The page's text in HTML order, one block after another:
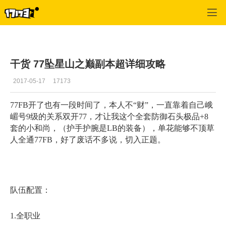
干货 77坠星山之巅副本超详细攻略
2017-05-17 17173
77FB开了也有一段时间了，本人不“财”，一直靠着自己峨
嵋号9级的关系双开77，才让我这个全套防御石头极品+8
套的小和尚，（护手护腕是LB的装备），单花能够不顶草
人全通77FB，好了废话不多说，切入正题。
队伍配置：
1.全职业